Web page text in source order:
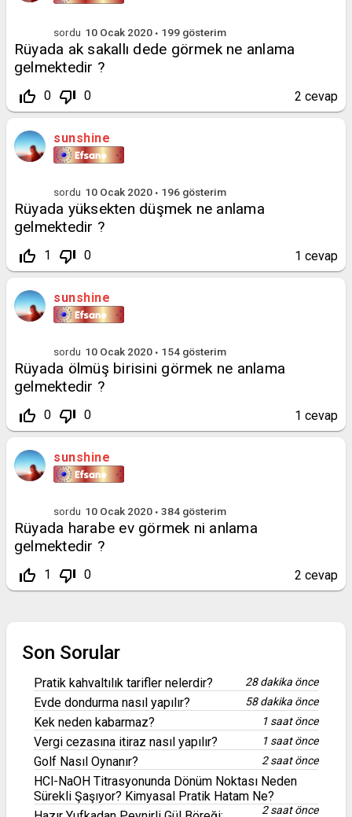
sordu 10 Ocak 2020 199 gösterim
Rüyada ak sakallı dede görmek ne anlama
gelmektedir ?
thumb_up_off_alt 0 thumb_down_off_alt 0 2 cevap
sunshine
sordu 10 Ocak 2020 196 gösterim
Rüyada yüksekten düşmek ne anlama
gelmektedir ?
thumb_up_off_alt 1 thumb_down_off_alt 0 1 cevap
sunshine
sordu 10 Ocak 2020 154 gösterim
Rüyada ölmüş birisini görmek ne anlama
gelmektedir ?
thumb_up_off_alt 0 thumb_down_off_alt 0 1 cevap
sunshine
sordu 10 Ocak 2020 384 gösterim
Rüyada harabe ev görmek ni anlama
gelmektedir ?
thumb_up_off_alt 1 thumb_down_off_alt 0 2 cevap
Son Sorular
Pratik kahvaltılık tarifler nelerdir? 28 dakika önce
Evde dondurma nasıl yapılır? 58 dakika önce
Kek neden kabarmaz? 1 saat önce
Vergi cezasına itiraz nasıl yapılır? 1 saat önce
Golf Nasıl Oynanır? 2 saat önce
HCl-NaOH Titrasyonunda Dönüm Noktası Neden
Sürekli Şaşıyor? Kimyasal Pratik Hatam Ne?
2 saat önce